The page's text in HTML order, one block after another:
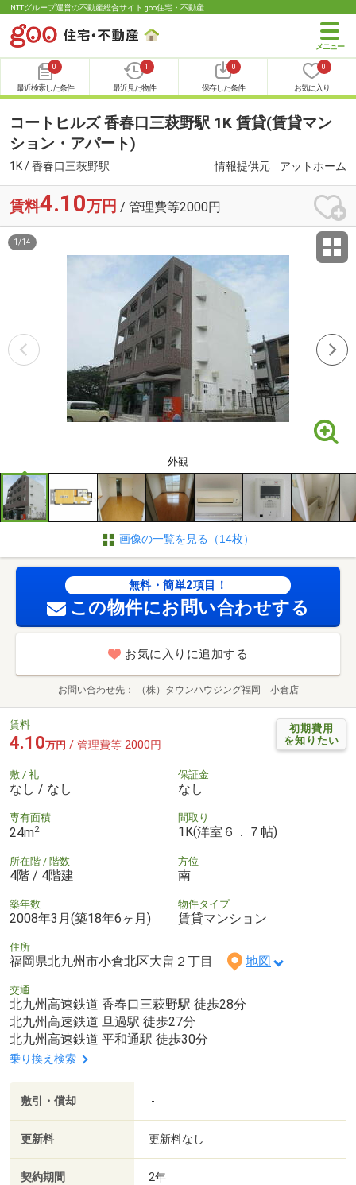
NTTグループ運営の不動産総合サイト goo住宅・不動産
0
最近検索した条件
1
最近見た物件
0
保存した条件
0
お気に入り
コートヒルズ 香春口三萩野駅 1K 賃貸(賃貸マン
ション・アパート)
1K / 香春口三萩野駅 情報提供元 アットホーム
賃料4.10万円 / 管理費等2000円
外観
1 /14
画像の一覧を見る（14枚）
無料・簡単2項目！
この物件にお問い合わせする
お気に入りに追加する
お問い合わせ先 （株）タウンハウジング福岡 小倉店
初期費用
を知りたい
賃料
4.10万円 / 管理費等 2000円
敷 / 礼
なし / なし
保証金
なし
専有面積
24m2
間取り
1K(洋室６．７帖)
所在階 / 階数
4階 / 4階建
方位
南
築年数
2008年3月(築18年6ヶ月)
物件タイプ
賃貸マンション
住所
福岡県北九州市小倉北区大畠２丁目 地図
交通
北九州高速鉄道 香春口三萩野駅 徒歩28分
北九州高速鉄道 旦過駅 徒歩27分
北九州高速鉄道 平和通駅 徒歩30分
乗り換え検索
敷引・償却 -
更新料 更新料なし
契約期間 2年